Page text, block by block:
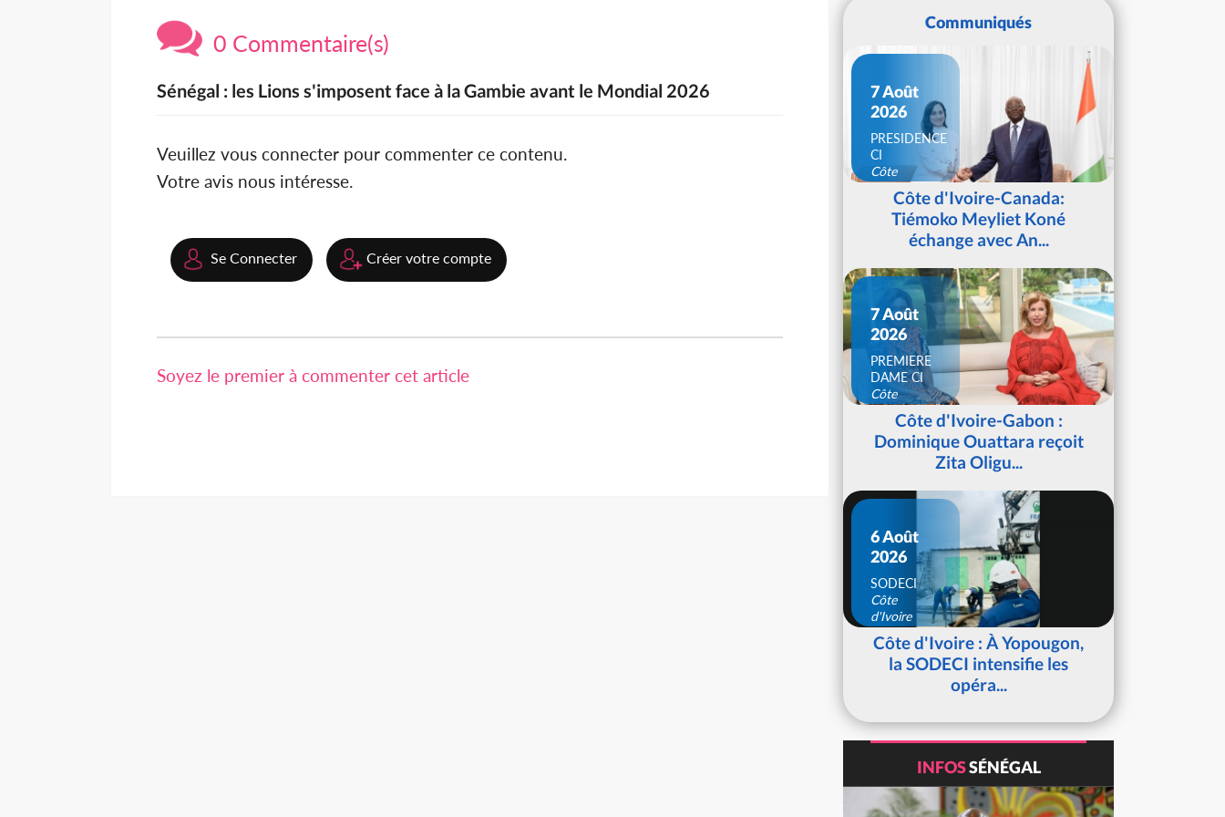
0 Commentaire(s)
Sénégal : les Lions s'imposent face à la Gambie avant le Mondial 2026
Veuillez vous connecter pour commenter ce contenu.
Votre avis nous intéresse.
Se Connecter Créer votre compte
Soyez le premier à commenter cet article
Communiqués
7 Août
2026
PRESIDENCE
CI
Côte
d'IvoireCôte d'Ivoire-Canada:
Tiémoko Meyliet Koné
échange avec An...
7 Août
2026
PREMIERE
DAME CI
Côte
d'IvoireCôte d'Ivoire-Gabon :
Dominique Ouattara reçoit
Zita Oligu...
6 Août
2026
SODECI
Côte
d'Ivoire
Côte d'Ivoire : À Yopougon,
la SODECI intensifie les
opéra...
INFOSSÉNÉGAL